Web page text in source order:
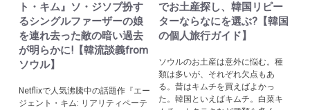
ト・キム』ソ・ジソブ扮す
るシングルファーザーの娘
を連れ去った敵の暗い過去
が明らかに!【韓流談義from
ソウル】
Netflixで人気沸騰中の話題作『エー
ジェント・キム: リアリティペーテ
でお土産探し、韓国リピー
ターならなにを選ぶ?【韓国
の個人旅行ガイド】
ソウルのお土産は意外に悩む。種
類は多いが、それぞれ欠点もあ
る。昔はキムチを買えばよかっ
た。韓国といえばキムチ。白菜キ